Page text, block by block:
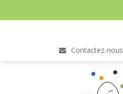
Contactez-nous